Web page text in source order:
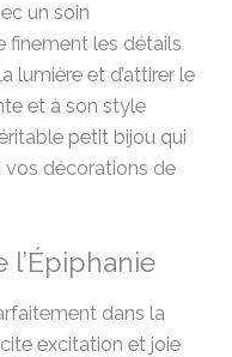
un soin
finement les détails
lumière et d’attirer le
et à son style
petit bijou qui
décorations de
dans la
excitation et joie